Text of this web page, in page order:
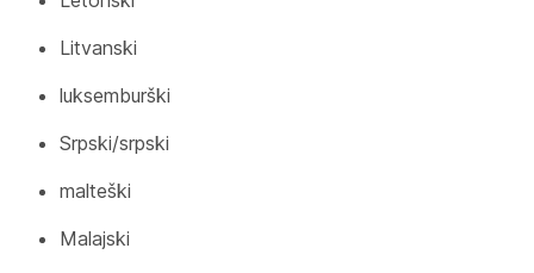
Litvanski
luksemburški
Srpski/srpski
malteški
Malajski